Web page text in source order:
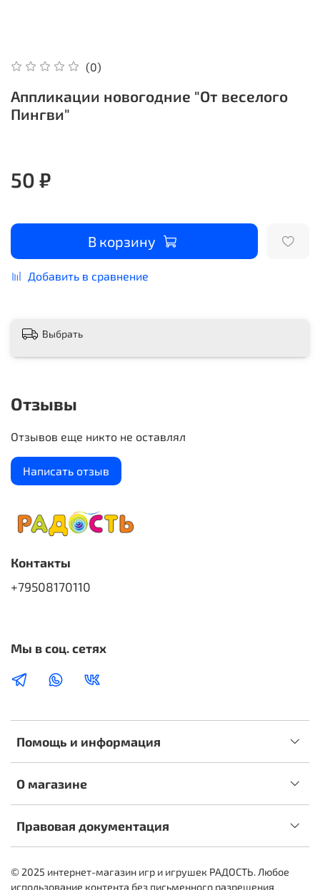
(0)
Аппликации новогодние "От веселого
Пингви"
50 ₽
В корзину
Добавить в сравнение
Выбрать
Отзывы
Отзывов еще никто не оставлял
Написать отзыв
Помощь и информация
О магазине
Правовая документация
Контакты
+79508170110
Мы в соц. сетях
© 2025 интернет-магазин игр и игрушек РАДОСТЬ. Любое
использование контента без письменного разрешения